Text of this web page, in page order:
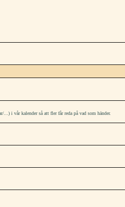
...) i vår kalender så att fler får reda på vad som händer.